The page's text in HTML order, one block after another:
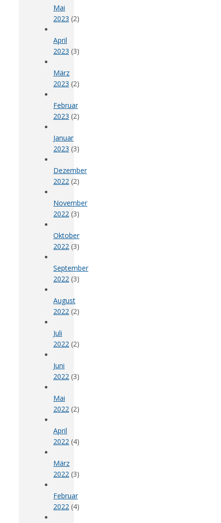
Mai
2023 (2)
April
2023 (3)
März
2023 (2)
Februar
2023 (2)
Januar
2023 (3)
Dezember
2022 (2)
November
2022 (3)
Oktober
2022 (3)
September
2022 (3)
August
2022 (2)
Juli
2022 (2)
Juni
2022 (3)
Mai
2022 (2)
April
2022 (4)
März
2022 (3)
Februar
2022 (4)